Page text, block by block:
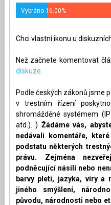
Vybráno 16.00%
Chci vlastní ikonu u
Než začnete komentovat
diskuze.
Podle českých zákonů jsme
v trestním řízení
shromážděné systémem
atd.). ) Žádáme vás,
nedávali komentáře,
podstatu některých
právu. Zejména
podněcující násilí nebo
barvy pleti, jazyka, víry a
jiného smýšlení,
původu, národnosti nebo